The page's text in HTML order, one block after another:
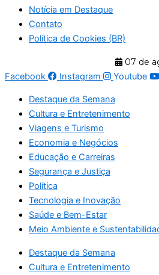
Notícia em Destaque
Contato
Política de Cookies (BR)
07 de
Facebook
Instagram Youtube
Destaque da Semana
Cultura e Entretenimento
Viagens e Turismo
Economia e Negócios
Educação e Carreiras
Segurança e Justiça
Política
Tecnologia e Inovação
Saúde e Bem-Estar
Meio Ambiente e
Destaque da Semana
Cultura e Entretenimento